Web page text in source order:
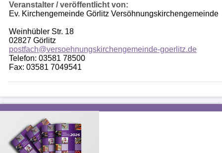
Veranstalter / veröffentlicht von:
Ev. Kirchengemeinde Görlitz Versöhnungskirchengemeinde
Weinhübler Str. 18
02827 Görlitz
postfach@versoehnungskirchengemeinde-goerlitz.de
Telefon: 03581 78500
Fax: 03581 7049541